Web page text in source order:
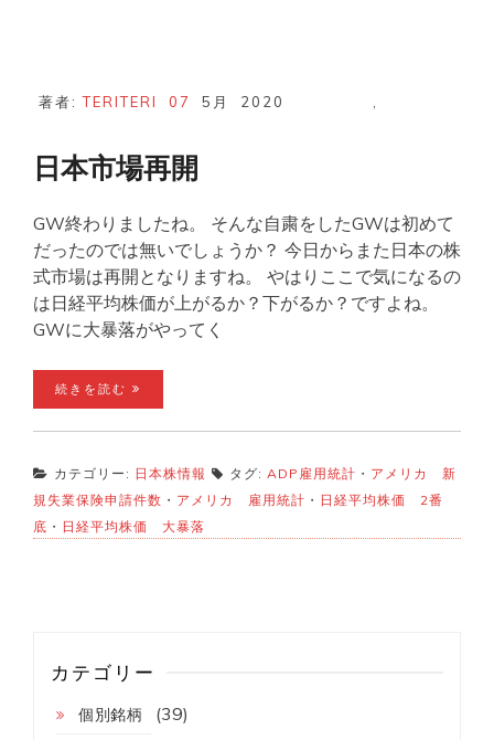
著者:TERITERI 07 5月 2020
日本市場再開
GW終わりましたね。 そんな自粛をしたGWは初めて
だったのでは無いでしょうか？ 今日からまた日本の株
式市場は再開となりますね。 やはりここで気になるの
は日経平均株価が上がるか？下がるか？ですよね。
GWに大暴落がやってく
続きを読む
カテゴリー: 日本株情報 タグ: ADP雇用統計 ・ アメリカ 新
規失業保険申請件数 ・ アメリカ 雇用統計 ・ 日経平均株価 2番
底 ・ 日経平均株価 大暴落
カテゴリー
個別銘柄 (39)